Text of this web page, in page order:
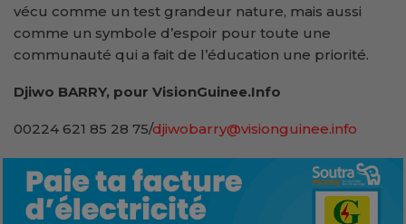
vécu comme un test grandeur nature, mais aussi
comme un symbole d’espoir pour toute une
communauté qui a fait de l’éducation une priorité.
Djiwo BARRY, pour VisionGuinee.Info
00224 621 85 28 75/djiwobarry@visionguinee.info